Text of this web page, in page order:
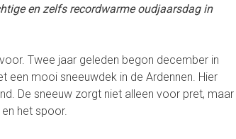
en zelfs recordwarme oudjaarsdag in
Twee jaar geleden begon december in
een mooi sneeuwdek in de Ardennen. Hier
De sneeuw zorgt niet alleen voor pret, maar
het spoor.